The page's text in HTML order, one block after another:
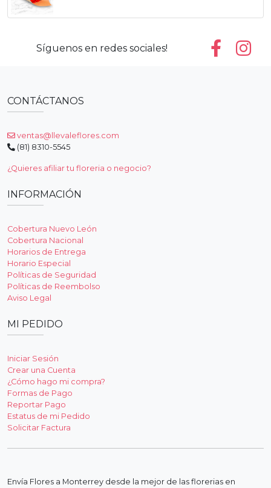
Síguenos en redes sociales!
CONTÁCTANOS
ventas@llevaleflores.com
(81) 8310-5545
¿Quieres afiliar tu floreria o negocio?
INFORMACIÓN
Cobertura Nuevo León
Cobertura Nacional
Horarios de Entrega
Horario Especial
Políticas de Seguridad
Políticas de Reembolso
Aviso Legal
MI PEDIDO
Iniciar Sesión
Crear una Cuenta
¿Cómo hago mi compra?
Formas de Pago
Reportar Pago
Estatus de mi Pedido
Solicitar Factura
Envía Flores a Monterrey desde la mejor de las florerias en